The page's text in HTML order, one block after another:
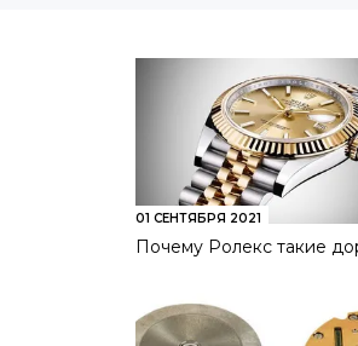
01 СЕНТЯБРЯ 2021
Почему Ролекс такие